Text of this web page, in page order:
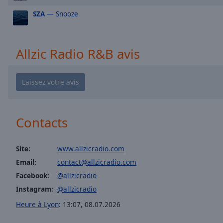
Text
Opacity
Caption
Background
Color
Allzic Radio Zouk
Allzic Radio Dancefloor
SZA— Snooze
Allzic Radio R&B avis
Contacts
Site:
www.allzicradio.com
Email:
contact@allzicradio.com
Facebook:
@allzicradio
Instagram: @allzicradio
Heure à Lyon: 13:07, 08.07.2026